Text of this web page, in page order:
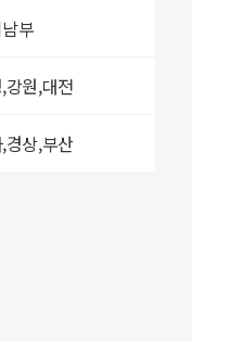
부
강원,대전
경상,부산